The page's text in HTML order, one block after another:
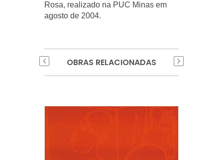
Rosa, realizado na PUC Minas em
agosto de 2004.
OBRAS RELACIONADAS